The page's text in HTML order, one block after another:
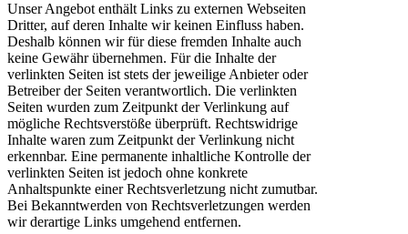
Unser Angebot enthält Links zu externen Webseiten
Dritter, auf deren Inhalte wir keinen Einfluss haben.
Deshalb können wir für diese fremden Inhalte auch
keine Gewähr übernehmen. Für die Inhalte der
verlinkten Seiten ist stets der jeweilige Anbieter oder
Betreiber der Seiten verantwortlich. Die verlinkten
Seiten wurden zum Zeitpunkt der Verlinkung auf
mögliche Rechtsverstöße überprüft. Rechtswidrige
Inhalte waren zum Zeitpunkt der Verlinkung nicht
erkennbar. Eine permanente inhaltliche Kontrolle der
verlinkten Seiten ist jedoch ohne konkrete
Anhaltspunkte einer Rechtsverletzung nicht zumutbar.
Bei Bekanntwerden von Rechtsverletzungen werden
wir derartige Links umgehend entfernen.